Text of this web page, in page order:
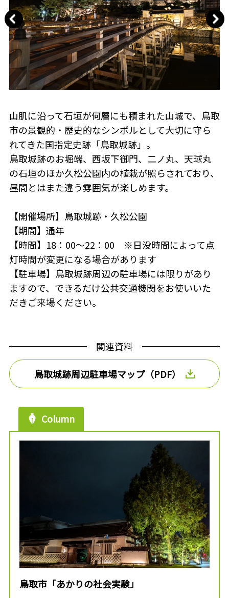
山肌に沿って石垣が何層にも積まれた山城で、鳥取
市の景観的・歴史的なシンボルとして大切に守ら
れてきた国指定史跡「鳥取城跡」。
鳥取城跡のお堀端、西坂下御門、二ノ丸、天球丸
の石垣のほか久松公園内の植栽が照らされており、
昼間とはまた違う雰囲気が楽しめます。
【開催場所】鳥取城跡・久松公園
【期間】通年
【時間】18：00～22：00 ※日没時間によって点
灯時間が変更になる場合があります
【駐車場】鳥取城跡周辺の駐車場には限りがあり
ますので、できるだけ公共交通機関をお使いいた
だきご来場ください。
関連資料
鳥取城跡周辺駐車場マップ（PDF）
Column
鳥取市「あかりの社会実験」